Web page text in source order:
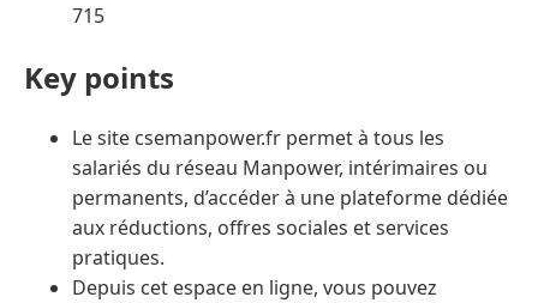
715
Key points
Le site csemanpower.fr permet à tous les
salariés du réseau Manpower, intérimaires ou
permanents, d’accéder à une plateforme dédiée
aux réductions, offres sociales et services
pratiques.
Depuis cet espace en ligne, vous pouvez